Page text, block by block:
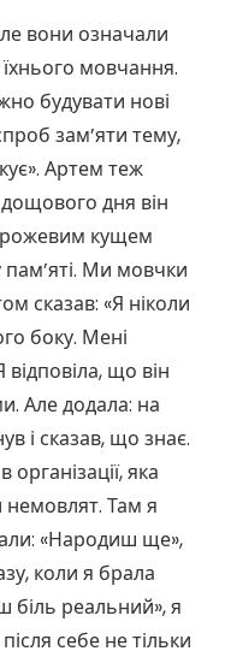
вони означали
мовчання.
будувати нові
зам’яти тему,
Артем теж
дня він
кущем
Ми мовчки
сказав: «Я ніколи
боку. Мені
що він
Але додала: на
і сказав, що знає.
яка
немовлят. Там я
«Народиш ще»,
коли я брала
біль реальний», я
себе не тільки